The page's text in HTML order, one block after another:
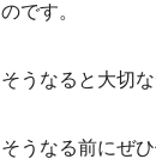
のです。
そうなると大切
そうなる前にぜ